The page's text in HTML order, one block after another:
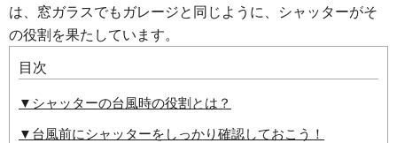
は、窓ガラスでもガレージと同じように、シャッターがそ
の役割を果たしています。
目次
▼シャッターの台風時の役割とは？
▼台風前にシャッターをしっかり確認しておこう！